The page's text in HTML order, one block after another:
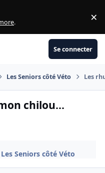
. ×
Se connecter
Les Seniors côté Véto Les
chilou...
Les Seniors côté Véto